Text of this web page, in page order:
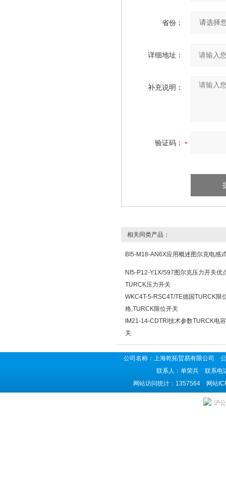
省份：
详细地址：
补充说明：
验证码：
相关同类产品：
BI5-M18-AN6X应用概述图尔克电感
NI5-P12-Y1X/S97图尔克压力开关优
TURCK压力开关
WKC4T-5-RSC4T/TE德国TURCK限
格,TURCK限位开关
IM21-14-CDTRI技术参数TURCK电
关
公司名称：上海乾拓贸易有限公司
联系人：单荣兵 联系电
网站访问统计：1357564 网站
沪